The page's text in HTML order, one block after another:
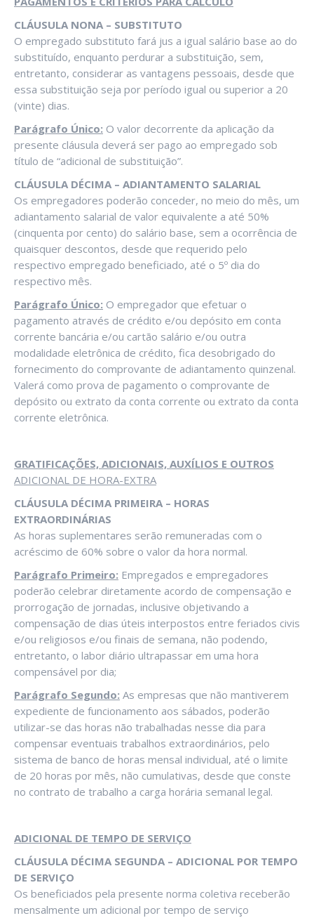
CLÁUSULA NONA – SUBSTITUTO
O empregado substituto fará jus a igual salário base ao do
substituído, enquanto perdurar a substituição, sem,
entretanto, considerar as vantagens pessoais, desde que
essa substituição seja por período igual ou superior a 20
(vinte) dias.
Parágrafo Único: O valor decorrente da aplicação da
presente cláusula deverá ser pago ao empregado sob
título de “adicional de substituição”.
CLÁUSULA DÉCIMA – ADIANTAMENTO SALARIAL
Os empregadores poderão conceder, no meio do mês, um
adiantamento salarial de valor equivalente a até 50%
(cinquenta por cento) do salário base, sem a ocorrência de
quaisquer descontos, desde que requerido pelo
respectivo empregado beneficiado, até o 5º dia do
respectivo mês.
Parágrafo Único: O empregador que efetuar o
pagamento através de crédito e/ou depósito em conta
corrente bancária e/ou cartão salário e/ou outra
modalidade eletrônica de crédito, fica desobrigado do
fornecimento do comprovante de adiantamento quinzenal.
Valerá como prova de pagamento o comprovante de
depósito ou extrato da conta corrente ou extrato da conta
corrente eletrônica.
GRATIFICAÇÕES, ADICIONAIS, AUXÍLIOS E OUTROS
ADICIONAL DE HORA-EXTRA
CLÁUSULA DÉCIMA PRIMEIRA – HORAS
EXTRAORDINÁRIAS
As horas suplementares serão remuneradas com o
acréscimo de 60% sobre o valor da hora normal.
Parágrafo Primeiro: Empregados e empregadores
poderão celebrar diretamente acordo de compensação e
prorrogação de jornadas, inclusive objetivando a
compensação de dias úteis interpostos entre feriados civis
e/ou religiosos e/ou finais de semana, não podendo,
entretanto, o labor diário ultrapassar em uma hora
compensável por dia;
Parágrafo Segundo: As empresas que não mantiverem
expediente de funcionamento aos sábados, poderão
utilizar-se das horas não trabalhadas nesse dia para
compensar eventuais trabalhos extraordinários, pelo
sistema de banco de horas mensal individual, até o limite
de 20 horas por mês, não cumulativas, desde que conste
no contrato de trabalho a carga horária semanal legal.
ADICIONAL DE TEMPO DE SERVIÇO
CLÁUSULA DÉCIMA SEGUNDA – ADICIONAL POR TEMPO
DE SERVIÇO
Os beneficiados pela presente norma coletiva receberão
mensalmente um adicional por tempo de serviço